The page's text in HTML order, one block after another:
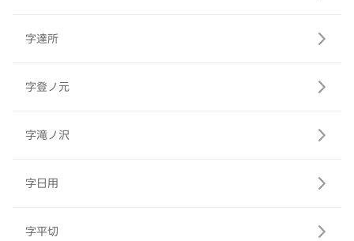
字達所
字登ノ元
字滝ノ沢
字日用
字平切